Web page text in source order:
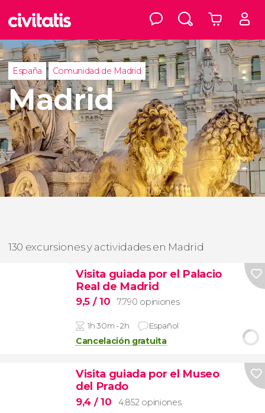
España Comunidad de Madrid
Madrid
130 excursiones y actividades en Madrid
Visita guiada por el Palacio
Real de Madrid
9,5 / 10 7.790 opiniones
1h 30m - 2h Español
Cancelación gratuita
Visita guiada por el Museo
del Prado
9,4 / 10 4.852 opiniones